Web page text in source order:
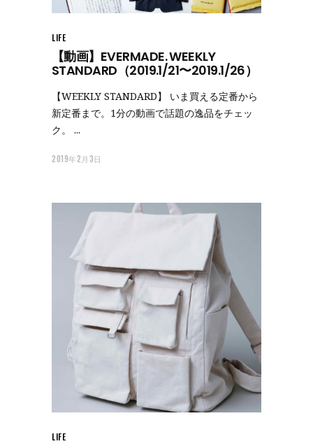
LIFE
【動画】EVERMADE. WEEKLY
STANDARD（2019.1/21〜2019.1/26）
【WEEKLY STANDARD】 いま買える定番から
新定番まで。1分の動画で話題の逸品をチェッ
ク。
2019年2月3日
LIFE